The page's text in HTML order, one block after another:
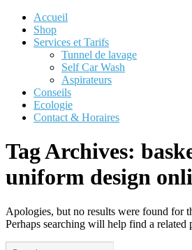
Accueil
Shop
Services et Tarifs
Tunnel de lavage
Self Car Wash
Aspirateurs
Conseils
Ecologie
Contact & Horaires
Tag Archives:
uniform design
Apologies, but no results were found for
Perhaps searching will help find a related